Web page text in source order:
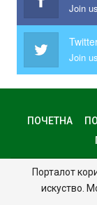
Join
ПОЧЕТНА
Порталот
искуство.